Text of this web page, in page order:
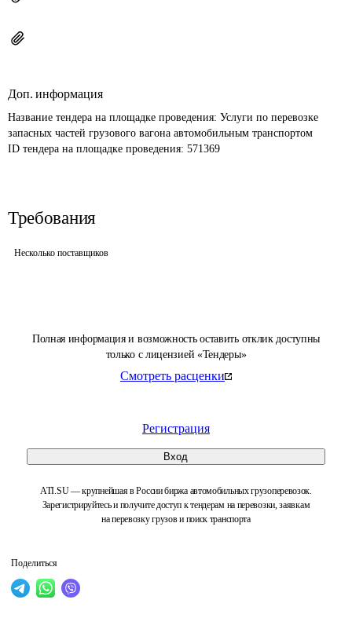
Полная информация и возможность оставить отклик доступны
только с лицензией «Тендеры»
Смотреть расценки
Регистрация
Вход
ATI.SU — крупнейшая в России биржа автомобильных грузоперевозок.
Зарегистрируйтесь и получите доступ к тендерам на перевозки, заявкам
на перевозку грузов и поиск транспорта
Поделиться
Доп. информация
Название тендера на площадке проведения: Услуги по перевозке
запасных частей грузового вагона автомобильным транспортом
ID тендера на площадке проведения: 571369
Требования
Несколько поставщиков